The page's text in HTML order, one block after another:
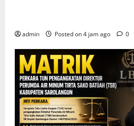
admin Posted on 4 jam ago 0